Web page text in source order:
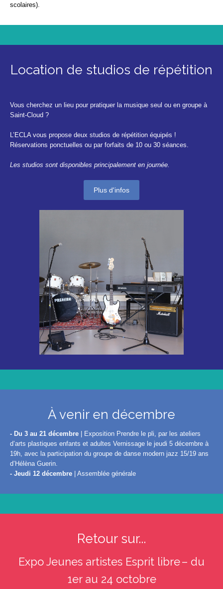
scolaires).
Location de studios de répétition
Vous cherchez un lieu pour pratiquer la musique seul ou en groupe à
Saint-Cloud ?
L’ECLA vous propose deux studios de répétition équipés !
Réservations ponctuelles ou par forfaits de 10 ou 30 séances.
Les studios sont disponibles principalement en journée.
Plus d'infos
À venir en décembre
- Du 3 au 21 décembre | Exposition Prendre le pli, par les ateliers
d’arts plastiques enfants et adultes Vernissage le jeudi 5 décembre à
19h, avec la participation du groupe de danse modern jazz 15/19 ans
d’Hélèna Guerin.
- Jeudi 12 décembre | Assemblée générale
Retour sur...
Expo Jeunes artistes Esprit libre – du
1er au 24 octobre